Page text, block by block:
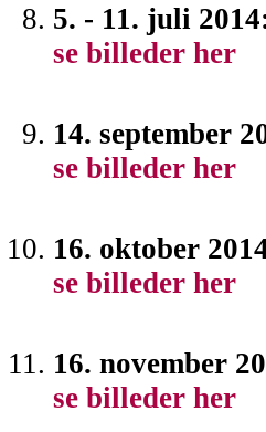
5. - 11. juli
se billeder her
14. september
se billeder her
16. oktober
se billeder her
16. november
se billeder her